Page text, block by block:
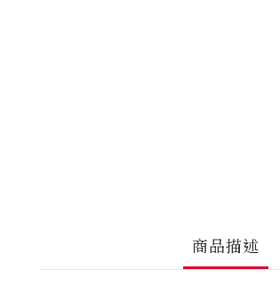
商品描述